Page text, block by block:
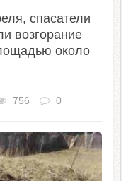
спасатели
возгорание
около
756 0